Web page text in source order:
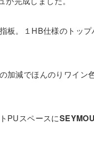
板。１HB仕様のトップ
加減でほんのりワイン
PUスペースに